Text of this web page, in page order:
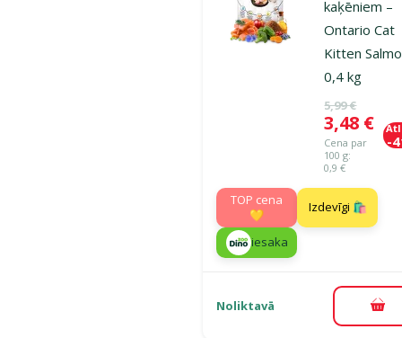
kaķēniem –
Ontario Cat
Kitten
0,4 kg
Oriģinālā
5,99 €
Cena
3,48 €
Cena par
100 g:
0,9 €
-
TOP cena
💛
Izdevīgi 🛍️
iesaka
Noliktavā